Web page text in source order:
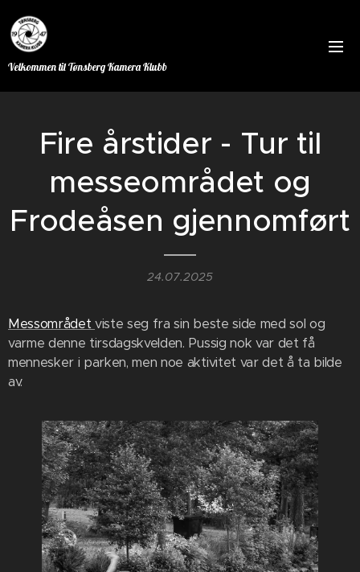
Velkommen til Tønsberg Kamera Klubb
Fire årstider - Tur til
messeområdet og
Frodeåsen gjennomført
24.07.2025
Messområdetviste seg fra sin beste side med sol og
varme denne tirsdagskvelden. Pussig nok var det få
mennesker i parken, men noe aktivitet var det å ta bilde
av.